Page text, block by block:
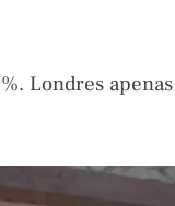
Londres